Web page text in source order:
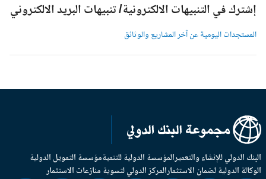
إشترك في التنبيهات الالكترونية/ تنبيهات البريد الالكتروني
المستجدات اليومية عن آخر المشاريع والوثائق
الدولي للإنشاء والتعميرالمؤسسة الدولية للتنميةمؤسسة التمويل الدولية
الدولية لضمان الاستثمارالمركز الدولي لتسوية منازعات الاستثمار